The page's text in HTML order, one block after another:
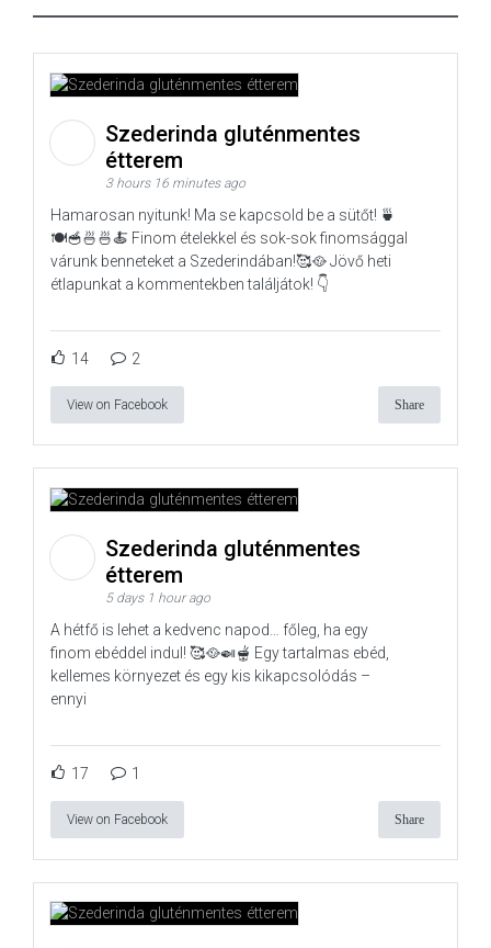
Szederinda gluténmentes
étterem
3 hours 16 minutes ago
Hamarosan nyitunk! Ma se kapcsold be a sütőt! 🍵
🍽️🥣🍜🍜🍝 Finom ételekkel és sok-sok finomsággal
várunk benneteket a Szederindában!🥰🥘 Jövő heti
étlapunkat a kommentekben találjátok! 👇
14 2
View on Facebook Share
Szederinda gluténmentes
étterem
5 days 1 hour ago
A hétfő is lehet a kedvenc napod… főleg, ha egy
finom ebéddel indul! 🥰🥘🍛🫕 Egy tartalmas ebéd,
kellemes környezet és egy kis kikapcsolódás –
ennyi
17 1
View on Facebook Share